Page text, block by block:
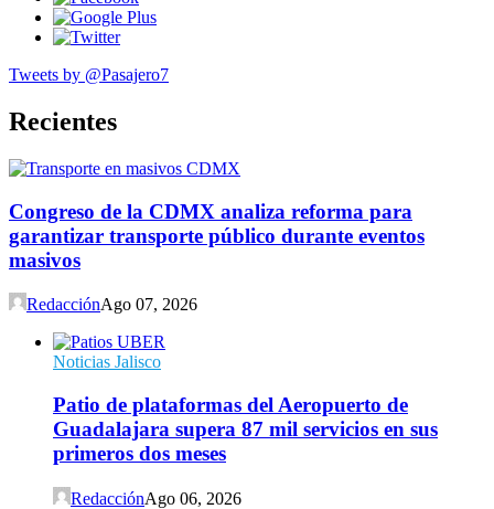
Tweets by @Pasajero7
Recientes
Congreso de la CDMX analiza reforma para
garantizar transporte público durante eventos
masivos
RedacciónAgo 07, 2026
Noticias Jalisco
Patio de plataformas del Aeropuerto de
Guadalajara supera 87 mil servicios en sus
primeros dos meses
RedacciónAgo 06, 2026